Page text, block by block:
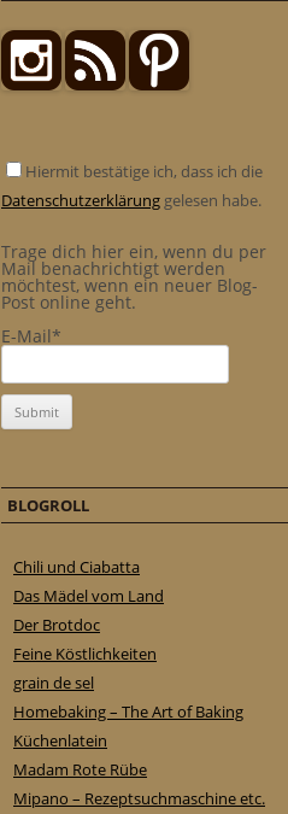
Hiermit bestätige ich, dass ich die
Datenschutzerklärung gelesen habe.
Trage dich hier ein, wenn du per
Mail benachrichtigt werden
möchtest, wenn ein neuer Blog-
Post online geht.
E-Mail*
BLOGROLL
Chili und Ciabatta
Das Mädel vom Land
Der Brotdoc
Feine Köstlichkeiten
grain de sel
Homebaking – The Art of Baking
Küchenlatein
Madam Rote Rübe
Mipano – Rezeptsuchmaschine etc.